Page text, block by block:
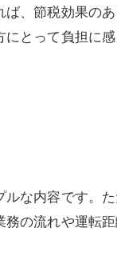
、節税効果の
とって負担に
な内容です。
の流れや運転